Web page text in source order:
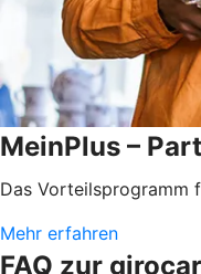
MeinPlus –
Das Vorteilsprogramm
Mehr erfahren
FAQ zur